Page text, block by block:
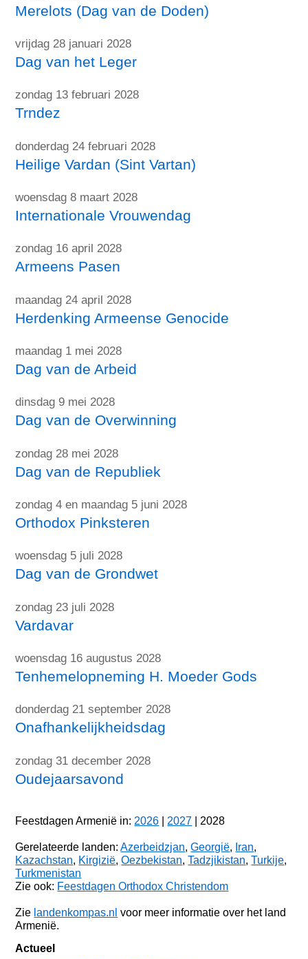
Merelots (Dag van de Doden)
vrijdag 28 januari 2028
Dag van het Leger
zondag 13 februari 2028
Trndez
donderdag 24 februari 2028
Heilige Vardan (Sint Vartan)
woensdag 8 maart 2028
Internationale Vrouwendag
zondag 16 april 2028
Armeens Pasen
maandag 24 april 2028
Herdenking Armeense Genocide
maandag 1 mei 2028
Dag van de Arbeid
dinsdag 9 mei 2028
Dag van de Overwinning
zondag 28 mei 2028
Dag van de Republiek
zondag 4 en maandag 5 juni 2028
Orthodox Pinksteren
woensdag 5 juli 2028
Dag van de Grondwet
zondag 23 juli 2028
Vardavar
woensdag 16 augustus 2028
Tenhemelopneming H. Moeder Gods
donderdag 21 september 2028
Onafhankelijkheidsdag
zondag 31 december 2028
Oudejaarsavond
Feestdagen Armenië in: 2026 | 2027 | 2028
Gerelateerde landen:Azerbeidzjan,Georgië, Iran,
Kazachstan, Kirgizië,Oezbekistan,Tadzjikistan,Turkije,
Turkmenistan
Zie ook: Feestdagen Orthodox Christendom
Zie landenkompas.nl voor meer informatie over het land
Armenië.
Actueel